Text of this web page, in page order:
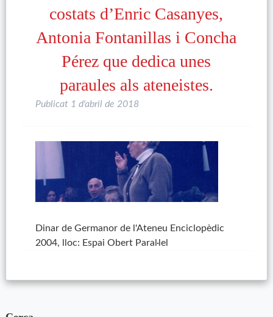
costats d’Enric Casanyes,
Antonia Fontanillas i Concha
Pérez que dedica unes
paraules als ateneistes.
Publicat 1 d'abril de 2018
Dinar de Germanor de l'Ateneu Enciclopèdic
2004, lloc: Espai Obert Paral·lel